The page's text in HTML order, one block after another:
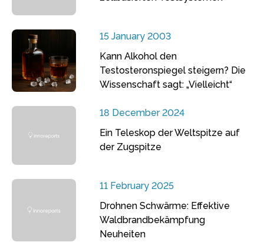
15 January 2003
Kann Alkohol den
Testosteronspiegel steigern? Die
Wissenschaft sagt: „Vielleicht“
18 December 2024
Ein Teleskop der Weltspitze auf
der Zugspitze
11 February 2025
Drohnen Schwärme: Effektive
Waldbrandbekämpfung
Neuheiten